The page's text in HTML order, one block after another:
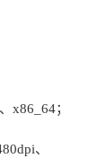
x86_64；
、